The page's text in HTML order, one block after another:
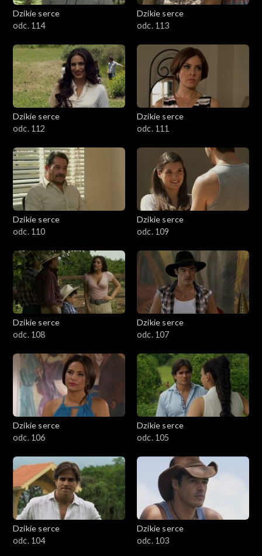
Dzikie serce
odc. 114
Dzikie serce
odc. 113
Dzikie serce
odc. 112
Dzikie serce
odc. 111
Dzikie serce
odc. 110
Dzikie serce
odc. 109
Dzikie serce
odc. 108
Dzikie serce
odc. 107
Dzikie serce
odc. 106
Dzikie serce
odc. 105
Dzikie serce
odc. 104
Dzikie serce
odc. 103